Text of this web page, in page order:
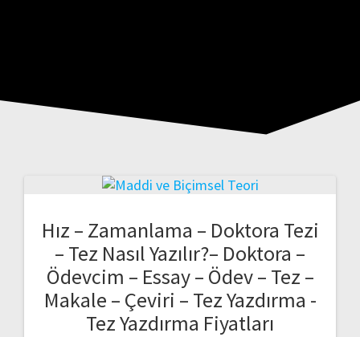
Hız – Zamanlama – Doktora Tezi
– Tez Nasıl Yazılır?– Doktora –
Ödevcim – Essay – Ödev – Tez –
Makale – Çeviri – Tez Yazdırma -
Tez Yazdırma Fiyatları